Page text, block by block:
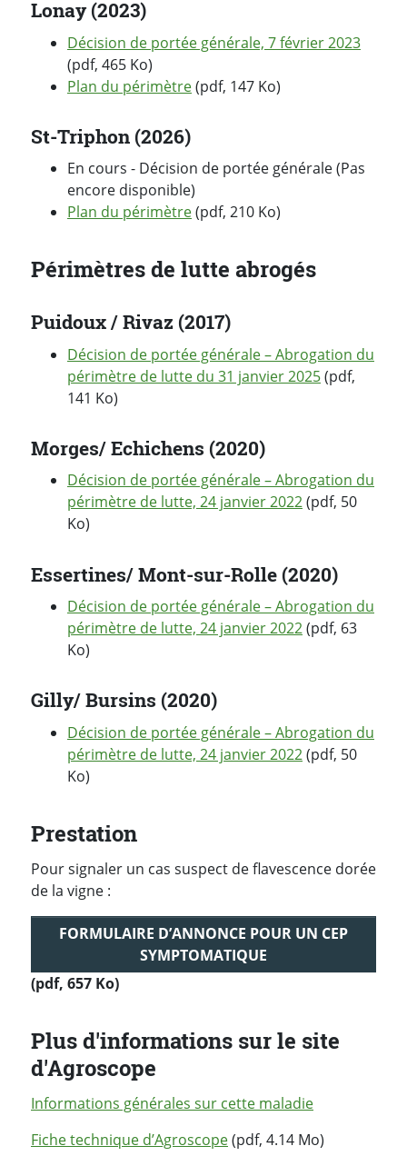
Lonay (2023)
Décision de portée générale, 7 février 2023
(pdf, 465 Ko)
Plan du périmètre(pdf, 147 Ko)
St-Triphon (2026)
En cours - Décision de portée générale (Pas
encore disponible)
Plan du périmètre(pdf, 210 Ko)
Périmètres de lutte abrogés
Puidoux / Rivaz (2017)
Décision de portée générale – Abrogation du
périmètre de lutte du 31 janvier 2025(pdf,
141 Ko)
Morges/ Echichens (2020)
Décision de portée générale – Abrogation du
périmètre de lutte, 24 janvier 2022(pdf, 50
Ko)
Essertines/ Mont-sur-Rolle (2020)
Décision de portée générale – Abrogation du
périmètre de lutte, 24 janvier 2022(pdf, 63
Ko)
Gilly/ Bursins (2020)
Décision de portée générale – Abrogation du
périmètre de lutte, 24 janvier 2022(pdf, 50
Ko)
Prestation
Pour signaler un cas suspect de flavescence dorée
de la vigne :
FORMULAIRE D’ANNONCE POUR UN CEP
SYMPTOMATIQUE
(pdf, 657 Ko)
Plus d'informations sur le site
d'Agroscope
Informations générales sur cette maladie
Fiche technique d’Agroscope(pdf, 4.14 Mo)